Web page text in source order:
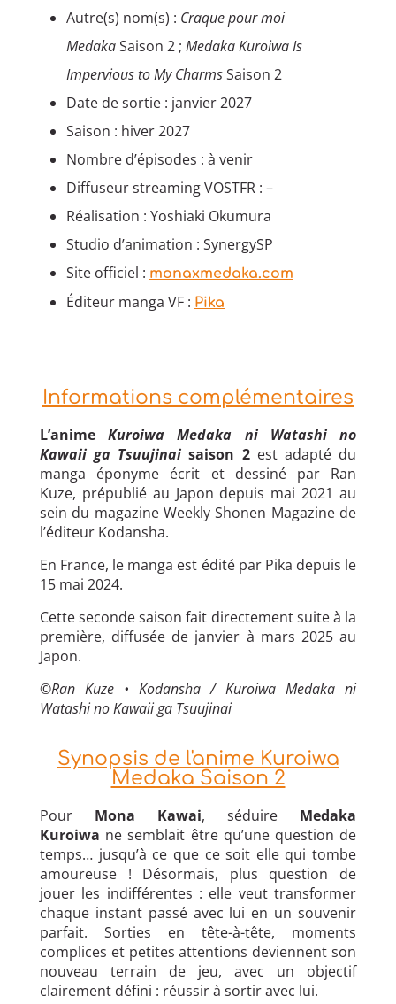
Autre(s) nom(s) : Craque pour moi
MedakaSaison 2 ; Medaka Kuroiwa Is
Impervious to My CharmsSaison 2
Date de sortie : janvier 2027
Saison : hiver 2027
Nombre d’épisodes : à venir
Diffuseur streaming VOSTFR : –
Réalisation : Yoshiaki Okumura
Studio d’animation : SynergySP
Site officiel : monaxmedaka.com
Éditeur manga VF : Pika
Informations complémentaires
L’animeKuroiwa Medaka ni Watashi no
Kawaii ga Tsuujinaisaison 2 est adapté du
manga éponyme écrit et dessiné par Ran
Kuze, prépublié au Japon depuis mai 2021 au
sein du magazine Weekly Shonen Magazine de
l’éditeur Kodansha.
En France, le manga est édité par Pika depuis le
15 mai 2024.
Cette seconde saison fait directement suite à la
première, diffusée de janvier à mars 2025 au
Japon.
©Ran Kuze • Kodansha / Kuroiwa Medaka ni
Watashi no Kawaii ga Tsuujinai
Synopsis de l'anime Kuroiwa
Medaka Saison 2
Pour Mona Kawai, séduire Medaka
Kuroiwa ne semblait être qu’une question de
temps… jusqu’à ce que ce soit elle qui tombe
amoureuse ! Désormais, plus question de
jouer les indifférentes : elle veut transformer
chaque instant passé avec lui en un souvenir
parfait. Sorties en tête-à-tête, moments
complices et petites attentions deviennent son
nouveau terrain de jeu, avec un objectif
clairement défini : réussir à sortir avec lui.